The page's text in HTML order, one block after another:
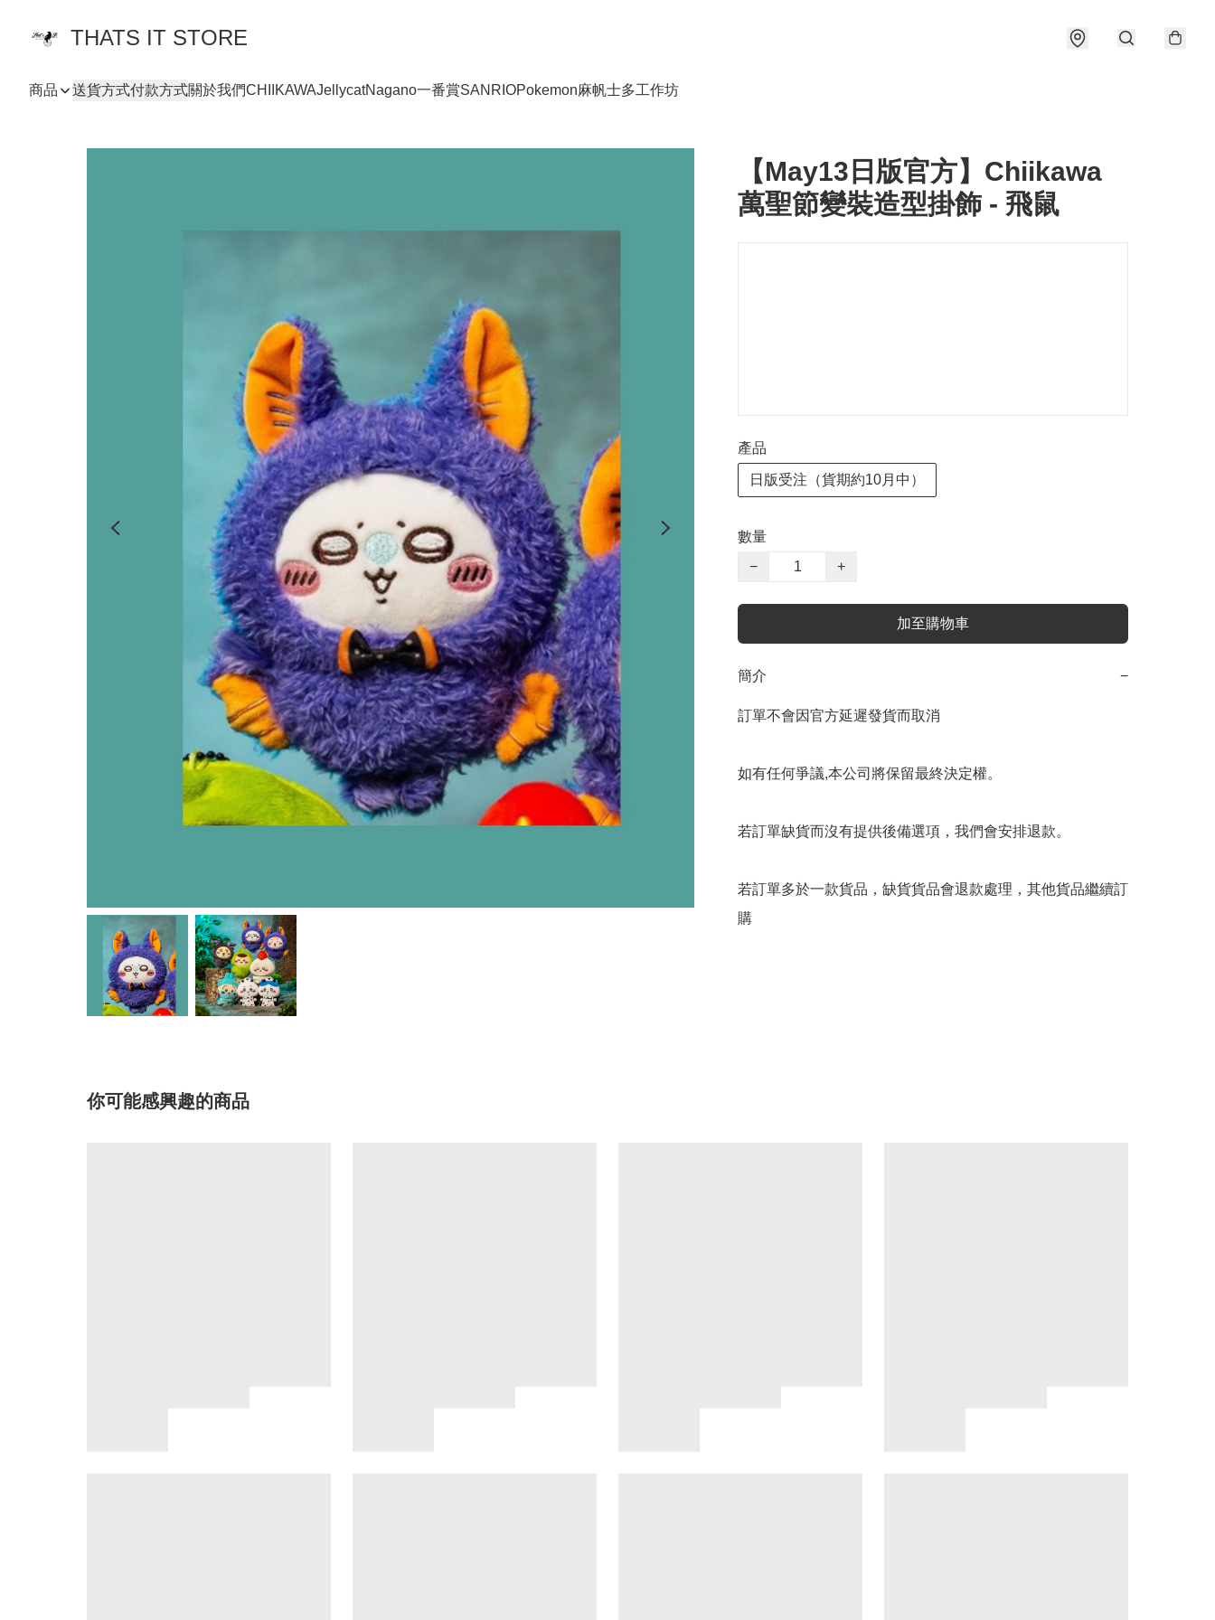
THATS IT STORE
商品 送貨方式付款方式關於我們CHIIKAWAJellycatNagano一番賞SANRIOPokemon麻帆士多工作坊
【May13日版官方】Chiikawa
萬聖節變裝造型掛飾 - 飛鼠
產品
日版受注（貨期約10月中）
數量
−
+
加至購物車
簡介 −
訂單不會因官方延遲發貨而取消
如有任何爭議,本公司將保留最終決定權。
若訂單缺貨而沒有提供後備選項，我們會安排退款。
若訂單多於一款貨品，缺貨貨品會退款處理，其他貨品繼續訂
你可能感興趣的商品